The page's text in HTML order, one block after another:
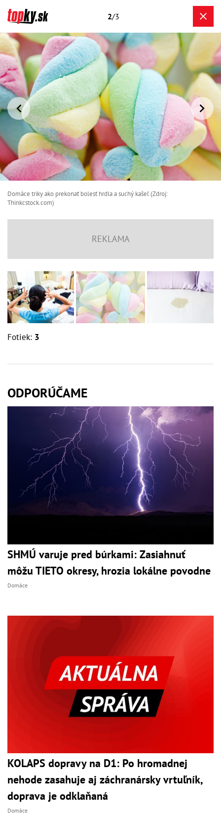
2/3
Domáce triky ako prekonať bolesť hrdla a suchý kašeľ (Zdroj:
Thinkcstock.com)
Fotiek: 3
ODPORÚČAME
SHMÚ varuje pred búrkami: Zasiahnuť
môžu TIETO okresy, hrozia lokálne povodne
Domáce
KOLAPS dopravy na D1: Po hromadnej
nehode zasahuje aj záchranársky vrtuľník,
doprava je odklaňaná
Domáce